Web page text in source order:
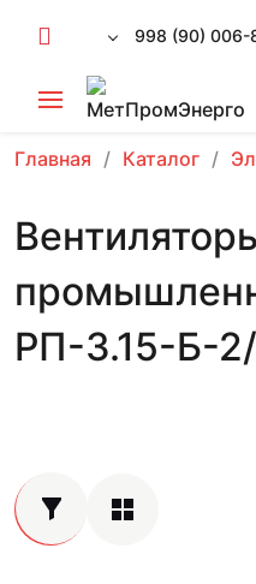
998 (90) 006-
Главная Каталог
РП-3.15-Б-